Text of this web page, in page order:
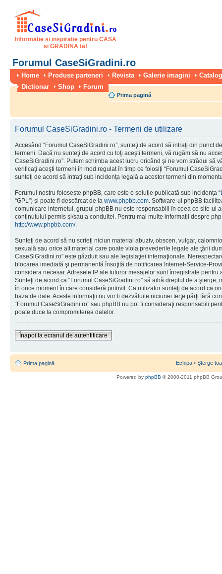
Informatie si inspiratie pentru CASA
si GRADINA ta!
Forumul CaseSiGradini.ro
Home Produse parteneri Revista Galerie imagini
Dictionar
Shop Forum
Prima pagină
Forumul CaseSiGradini.ro - Termeni de utilizare
Accesând “Forumul CaseSiGradini.ro”, sunteţi de acord să intraţi din punct
termeni. Dacă nu sunteţi de acord cu toţi aceşti termeni, vă rugăm să nu
CaseSiGradini.ro”. Putem schimba acest lucru oricând şi ne vom strădui să
verificaţi aceşti termeni în mod regulat în timp ce folosiţi “Forumul
sunteţi de acord să intraţi sub incidenţa legală a acestor termeni din
Forumul nostru foloseşte phpBB, care este o soluţie publicată sub incidenţa “
“GPL”) şi poate fi descărcat de la www.phpbb.com. Software-ul phpBB
comunicare internetul, grupul phpBB nu este responsabill în ceea ce site-ul
conţinutului permis şi/sau a conduitei. Pentru mai multe informaţii despre
http://www.phpbb.com/.
Sunteţi de acord să nu scrieţi niciun material abuziv, obscen, vulgar,
sexuală sau orice alt material care poate viola prevederile legale ale ţării
CaseSiGradini.ro” este găzduit sau ale legislaţiei internaţionale.
blocarea imediată şi permanentă însoţită de notificarea Internet-Service-
considera necesar. Adresele IP ale tuturor mesajelor sunt înregistrate
Sunteţi de acord ca “Forumul CaseSiGradini.ro” să aibă dreptul de a
în orice moment în care consideră potrivit. Ca utilizator sunteţi de acord ca
baza de date. Aceste informaţii nu vor fi dezvăluite niciunei terţe părţi fără
“Forumul CaseSiGradini.ro” sau phpBB nu pot fi consideraţi responsabili
poate duce la compromiterea datelor.
Înapoi la ecranul de autentificare
Prima pagină Echipa • Şterge
Powered by phpBB © 2000-2011 phpBB